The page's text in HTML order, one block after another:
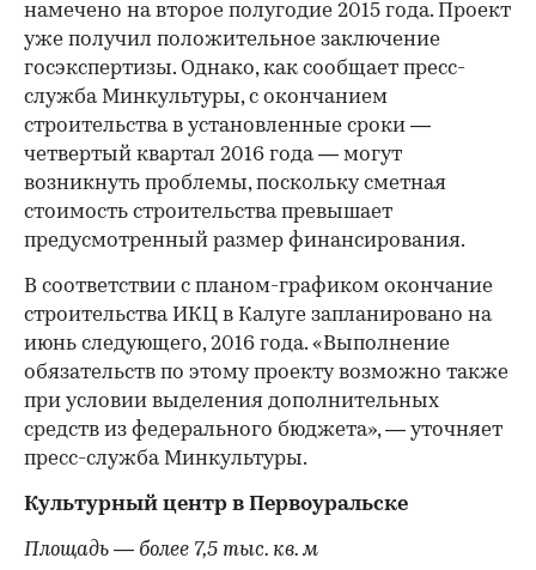
намечено на второе полугодие 2015 года. Проект
уже получил положительное заключение
госэкспертизы. Однако, как сообщает пресс-
служба Минкультуры, с окончанием
строительства в установленные сроки —
четвертый квартал 2016 года — могут
возникнуть проблемы, поскольку сметная
стоимость строительства превышает
предусмотренный размер финансирования.
В соответствии с планом-графиком окончание
строительства ИКЦ в Калуге запланировано на
июнь следующего, 2016 года. «Выполнение
обязательств по этому проекту возможно также
при условии выделения дополнительных
средств из федерального бюджета», — уточняет
пресс-служба Минкультуры.
Культурный центр в Первоуральске
Площадь — более 7,5 тыс. кв. м